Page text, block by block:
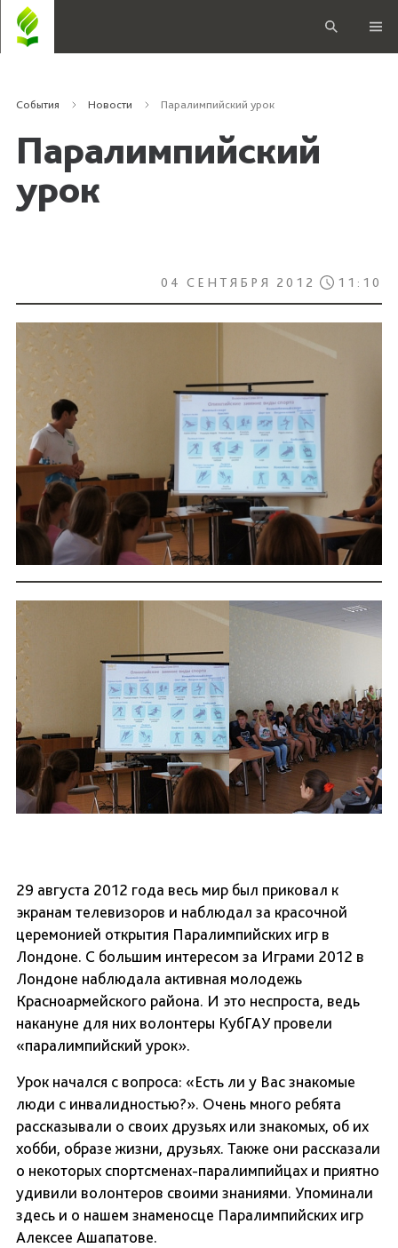
События Новости Паралимпийский урок
Паралимпийский
урок
04 СЕНТЯБРЯ 2012 11:10
29 августа 2012 года весь мир был приковал к
экранам телевизоров и наблюдал за красочной
церемонией открытия Паралимпийских игр в
Лондоне. С большим интересом за Играми 2012 в
Лондоне наблюдала активная молодежь
Красноармейского района. И это неспроста, ведь
накануне для них волонтеры КубГАУ провели
«паралимпийский урок».
Урок начался с вопроса: «Есть ли у Вас знакомые
люди с инвалидностью?». Очень много ребята
рассказывали о своих друзьях или знакомых, об их
хобби, образе жизни, друзьях. Также они рассказали
о некоторых спортсменах-паралимпийцах и приятно
удивили волонтеров своими знаниями. Упоминали
здесь и о нашем знаменосце Паралимпийских игр
Алексее Ашапатове.